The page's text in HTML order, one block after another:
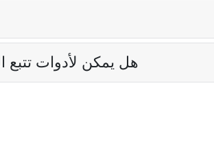
هل يمكن لأدوات تتبع